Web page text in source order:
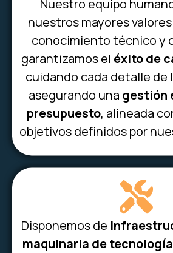
Nuestro equipo
nuestros mayores
conocimiento técnico y
garantizamos el éxito de
cuidando cada detalle de
asegurando una gestión
presupuesto, alineada
objetivos definidos por
Disponemos de
maquinaria de